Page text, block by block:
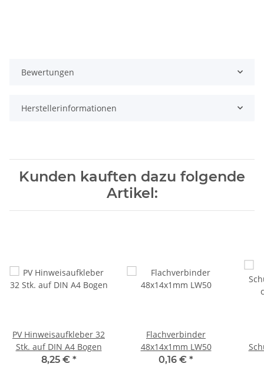
Bewertungen
Herstellerinformationen
Kunden kauften dazu folgende
Artikel:
PV Hinweisaufkleber 32
Stk. auf DIN A4 Bogen
8,25 € *
Flachverbinder
48x14x1mm LW50
0,16 € *